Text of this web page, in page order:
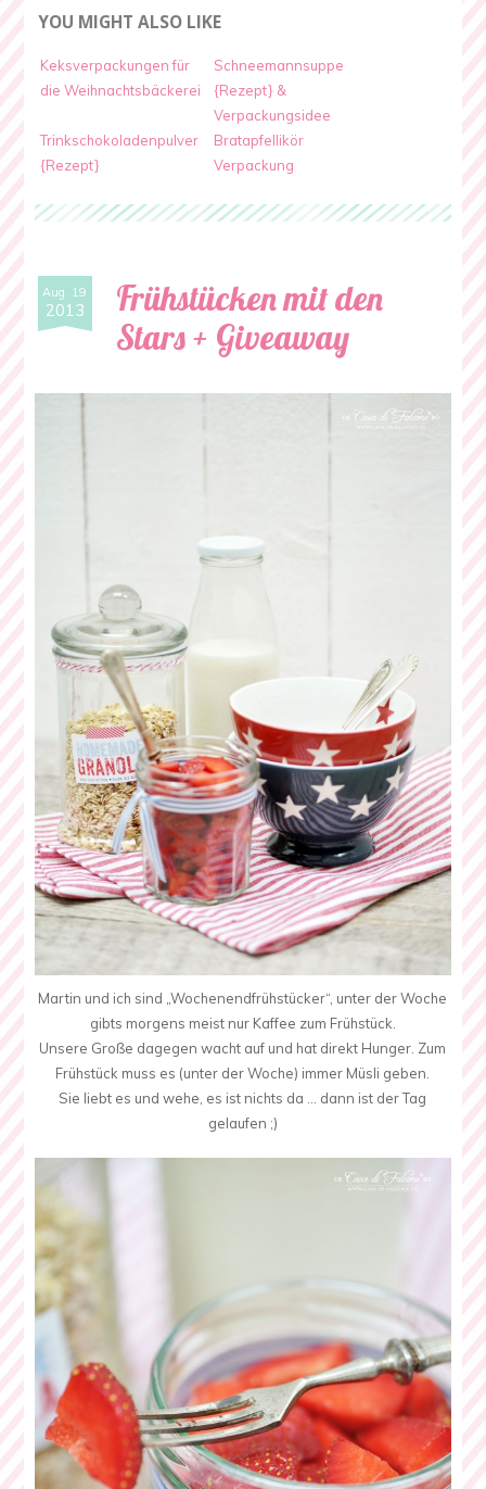
YOU MIGHT ALSO LIKE
Keksverpackungen für
die Weihnachtsbäckerei
Schneemannsuppe
{Rezept} &
Verpackungsidee
Trinkschokoladenpulver
{Rezept}
Bratapfellikör
Verpackung
Aug. 19
2013
Frühstücken mit den
Stars + Giveaway
Martin und ich sind „Wochenendfrühstücker“, unter der Woche
gibts morgens meist nur Kaffee zum Frühstück.
Unsere Große dagegen wacht auf und hat direkt Hunger. Zum
Frühstück muss es (unter der Woche) immer Müsli geben.
Sie liebt es und wehe, es ist nichts da … dann ist der Tag
gelaufen ;)